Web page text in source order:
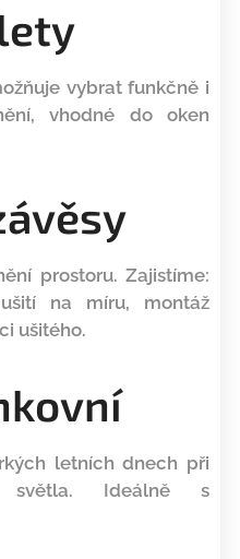
vybrat funkčně i
vhodné do oken
prostoru. Zajistíme:
na míru, montáž
ušitého.
letních dnech při
světla. Ideálně s